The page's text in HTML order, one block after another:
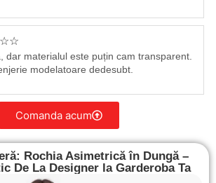
dar materialul este puțin cam transparent.
modelatoare dedesubt.
Comanda acum
Rochia Asimetrică în Dungă –
De La Designer la Garderoba Ta